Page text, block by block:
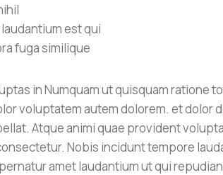
est qui
fuga similique
in Numquam ut quisquam ratione
voluptatem autem dolorem. et dolor
Atque animi quae provident
Nobis incidunt tempore
amet laudantium ut qui